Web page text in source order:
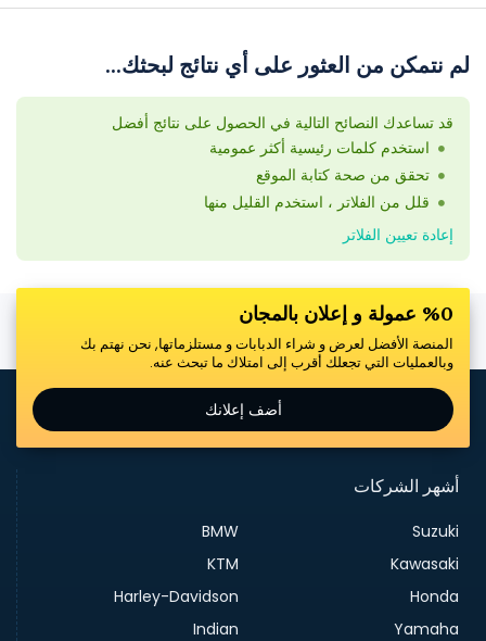
لم نتمكن من العثور على أي نتائج لبحثك...
قد تساعدك النصائح التالية في الحصول على نتائج أفضل
استخدم كلمات رئيسية أكثر عمومية
تحقق من صحة كتابة الموقع
قلل من الفلاتر ، استخدم القليل منها
إعادة تعيين الفلاتر
%0 عمولة و إعلان بالمجان
المنصة الأفضل لعرض و شراء الدبابات و مستلزماتها, نحن نهتم بك
وبالعمليات التي تجعلك أقرب إلى امتلاك ما تبحث عنه.
أضف إعلانك
أشهر الشركات
Suzuki
BMW
Kawasaki
KTM
Honda
Harley-Davidson
Yamaha
Indian